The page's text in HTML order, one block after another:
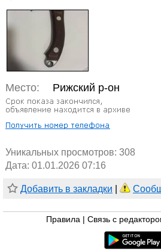
Место: Рижский р-он
Уникальных просмотров: 308
Дата: 01.01.2026 07:16
Добавить в закладки
Правила Связь с